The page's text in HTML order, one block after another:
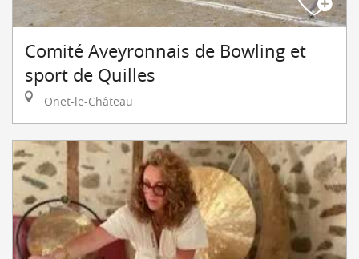
Comité Aveyronnais de Bowling et
sport de Quilles
Onet-le-Château